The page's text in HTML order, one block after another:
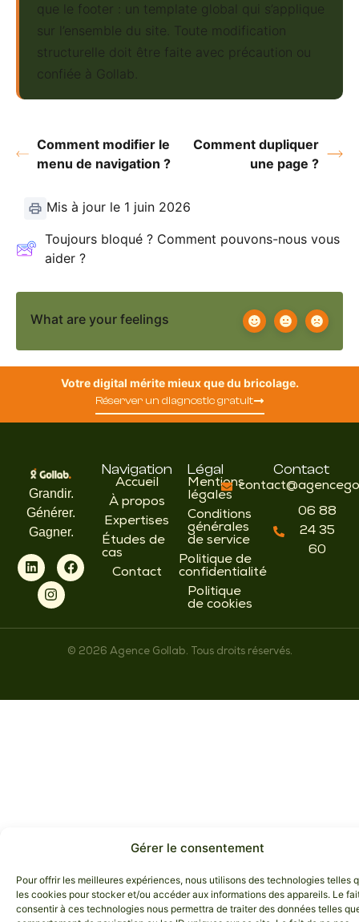
Gérer le consentement
Pour offrir les meilleures expériences, nous utilisons des technologies telles
les cookies pour stocker et/ou accéder aux informations des appareils. Le
consentir à ces technologies nous permettra de traiter des données telles
que le footer : un template global qui s’applique
sur l’ensemble du site. Toute modification
structurelle doit être faite avec précaution ou
confiée à Gollab.
Comment modifier le
menu de navigation ?
Comment dupliquer
une page ?
Mis à jour le 1 juin 2026
Toujours bloqué ? Comment pouvons-nous vous
aider ?
What are your feelings
Votre digital mérite mieux que du bricolage.
Réserver un diagnostic gratuit
Grandir.
Générer.
Gagner.
Navigation
Accueil
À propos
Expertises
Études de
cas
Contact
Légal
Mentions
légales
Conditions
générales
de service
Politique de
confidentialité
Politique
de cookies
Contact
06 88
24 35
60
© 2026 Agence Gollab. Tous droits réservés.